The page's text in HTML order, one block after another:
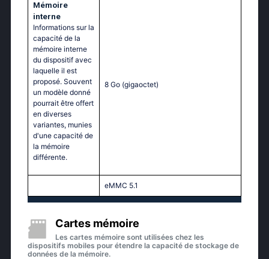
Mémoire
interne
Informations sur la
capacité de la
mémoire interne
du dispositif avec
laquelle il est
proposé. Souvent
un modèle donné
pourrait être offert
en diverses
variantes, munies
d'une capacité de
la mémoire
différente.
8 Go (gigaoctet)
eMMC 5.1
Cartes mémoire
Les cartes mémoire sont utilisées chez les
dispositifs mobiles pour étendre la capacité de stockage de
données de la mémoire.